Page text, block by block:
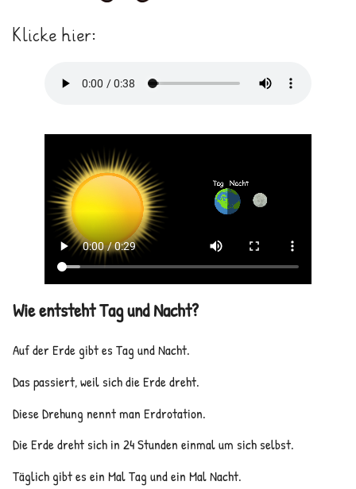
Klicke hier:
Wie entsteht Tag und Nacht?
Auf der Erde gibt es Tag und Nacht.
Das passiert, weil sich die Erde dreht.
Diese Drehung nennt man Erdrotation.
Die Erde dreht sich in 24 Stunden einmal um sich selbst.
Täglich gibt es ein Mal Tag und ein Mal Nacht.